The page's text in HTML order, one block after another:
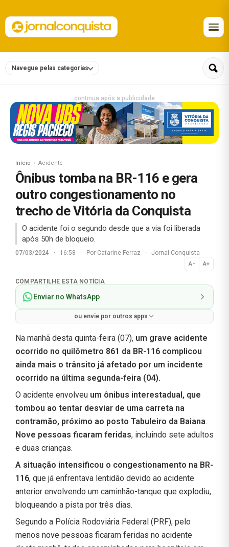
Navegue pelas categorias
continua após a publicidade
Início Acidente
Ônibus tomba na BR-116 e gera
outro congestionamento no
trecho de Vitória da Conquista
O acidente foi o segundo desde que a via foi liberada
após 50h de bloqueio.
07/03/2024 · 16:58 · Por Catarine Ferraz · Jornal Conquista
A− A+
Normal
COMPARTILHE ESTA NOTÍCIA
Enviar no WhatsApp
ou envie por outros apps
Na manhã desta quinta-feira (07), um grave acidente
ocorrido no quilômetro 861 da BR-116 complicou
ainda mais o trânsito já afetado por um incidente
ocorrido na última segunda-feira (04).
O acidente envolveu um ônibus interestadual, que
tombou ao tentar desviar de uma carreta na
contramão, próximo ao posto Tabuleiro da Baiana.
Nove pessoas ficaram feridas, incluindo sete adultos
e duas crianças.
A situação intensificou o congestionamento na BR-
116, que já enfrentava lentidão devido ao acidente
anterior envolvendo um caminhão-tanque que explodiu,
bloqueando a pista por três dias.
Segundo a Polícia Rodoviária Federal (PRF), pelo
menos nove pessoas ficaram feridas no acidente